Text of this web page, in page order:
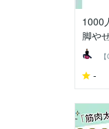
1000
脚や
-